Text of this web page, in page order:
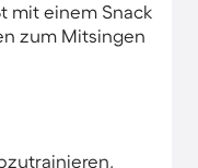
mit einem Snack
zum Mitsingen